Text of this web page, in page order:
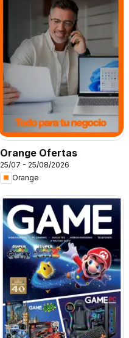
Orange Ofertas
25/07 - 25/08/2026
Orange